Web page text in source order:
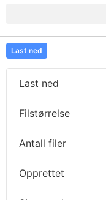
Last ned
Last ned
Filstørrelse
Antall filer
Opprettet